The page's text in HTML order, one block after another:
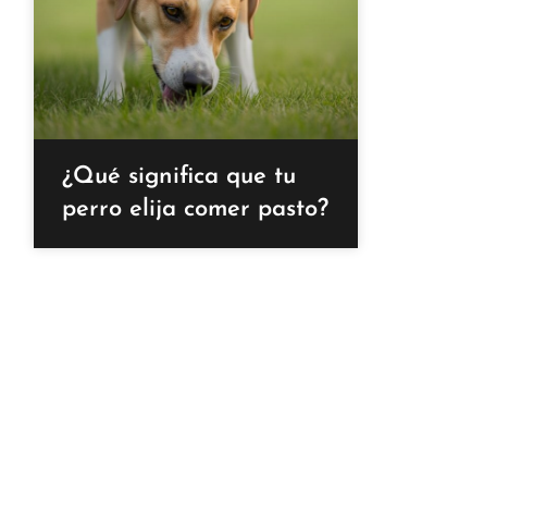
¿Qué significa que tu
perro elija comer pasto?